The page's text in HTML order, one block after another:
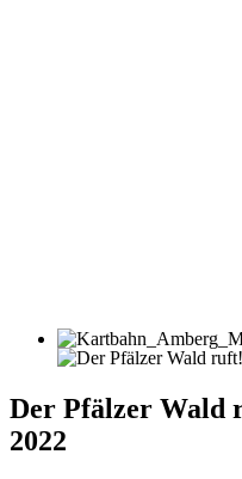
Der Pfälzer Wald
2022